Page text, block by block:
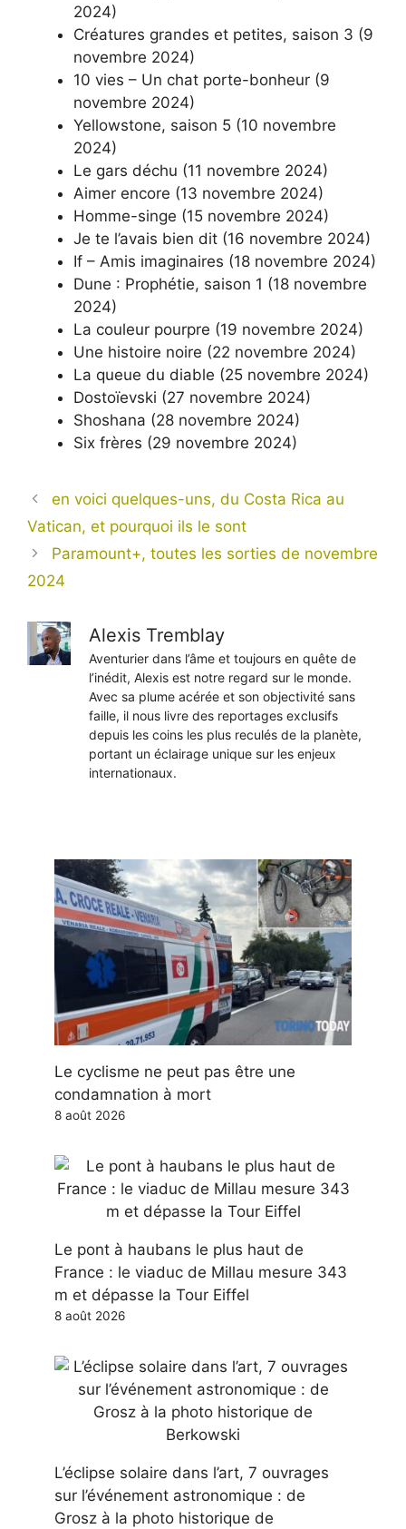
2024)
Créatures grandes et petites, saison 3 (9
novembre 2024)
10 vies – Un chat porte-bonheur (9
novembre 2024)
Yellowstone, saison 5 (10 novembre
2024)
Le gars déchu (11 novembre 2024)
Aimer encore (13 novembre 2024)
Homme-singe (15 novembre 2024)
Je te l’avais bien dit (16 novembre 2024)
If – Amis imaginaires (18 novembre 2024)
Dune : Prophétie, saison 1 (18 novembre
2024)
La couleur pourpre (19 novembre 2024)
Une histoire noire (22 novembre 2024)
La queue du diable (25 novembre 2024)
Dostoïevski (27 novembre 2024)
Shoshana (28 novembre 2024)
Six frères (29 novembre 2024)
en voici quelques-uns, du Costa Rica au
Vatican, et pourquoi ils le sont
Paramount+, toutes les sorties de novembre
2024
Alexis Tremblay
Aventurier dans l’âme et toujours en quête de
l’inédit, Alexis est notre regard sur le monde.
Avec sa plume acérée et son objectivité sans
faille, il nous livre des reportages exclusifs
depuis les coins les plus reculés de la planète,
portant un éclairage unique sur les enjeux
internationaux.
Le cyclisme ne peut pas être une
condamnation à mort
8 août 2026
Le pont à haubans le plus haut de
France : le viaduc de Millau mesure 343
m et dépasse la Tour Eiffel
8 août 2026
L’éclipse solaire dans l’art, 7 ouvrages
sur l’événement astronomique : de
Grosz à la photo historique de